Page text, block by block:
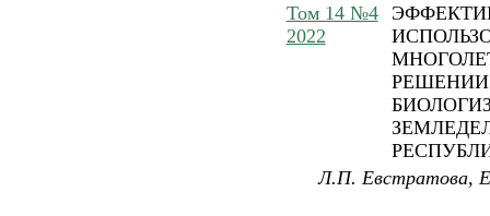
Том 14 №4
2022
Л.П. Евстратова,